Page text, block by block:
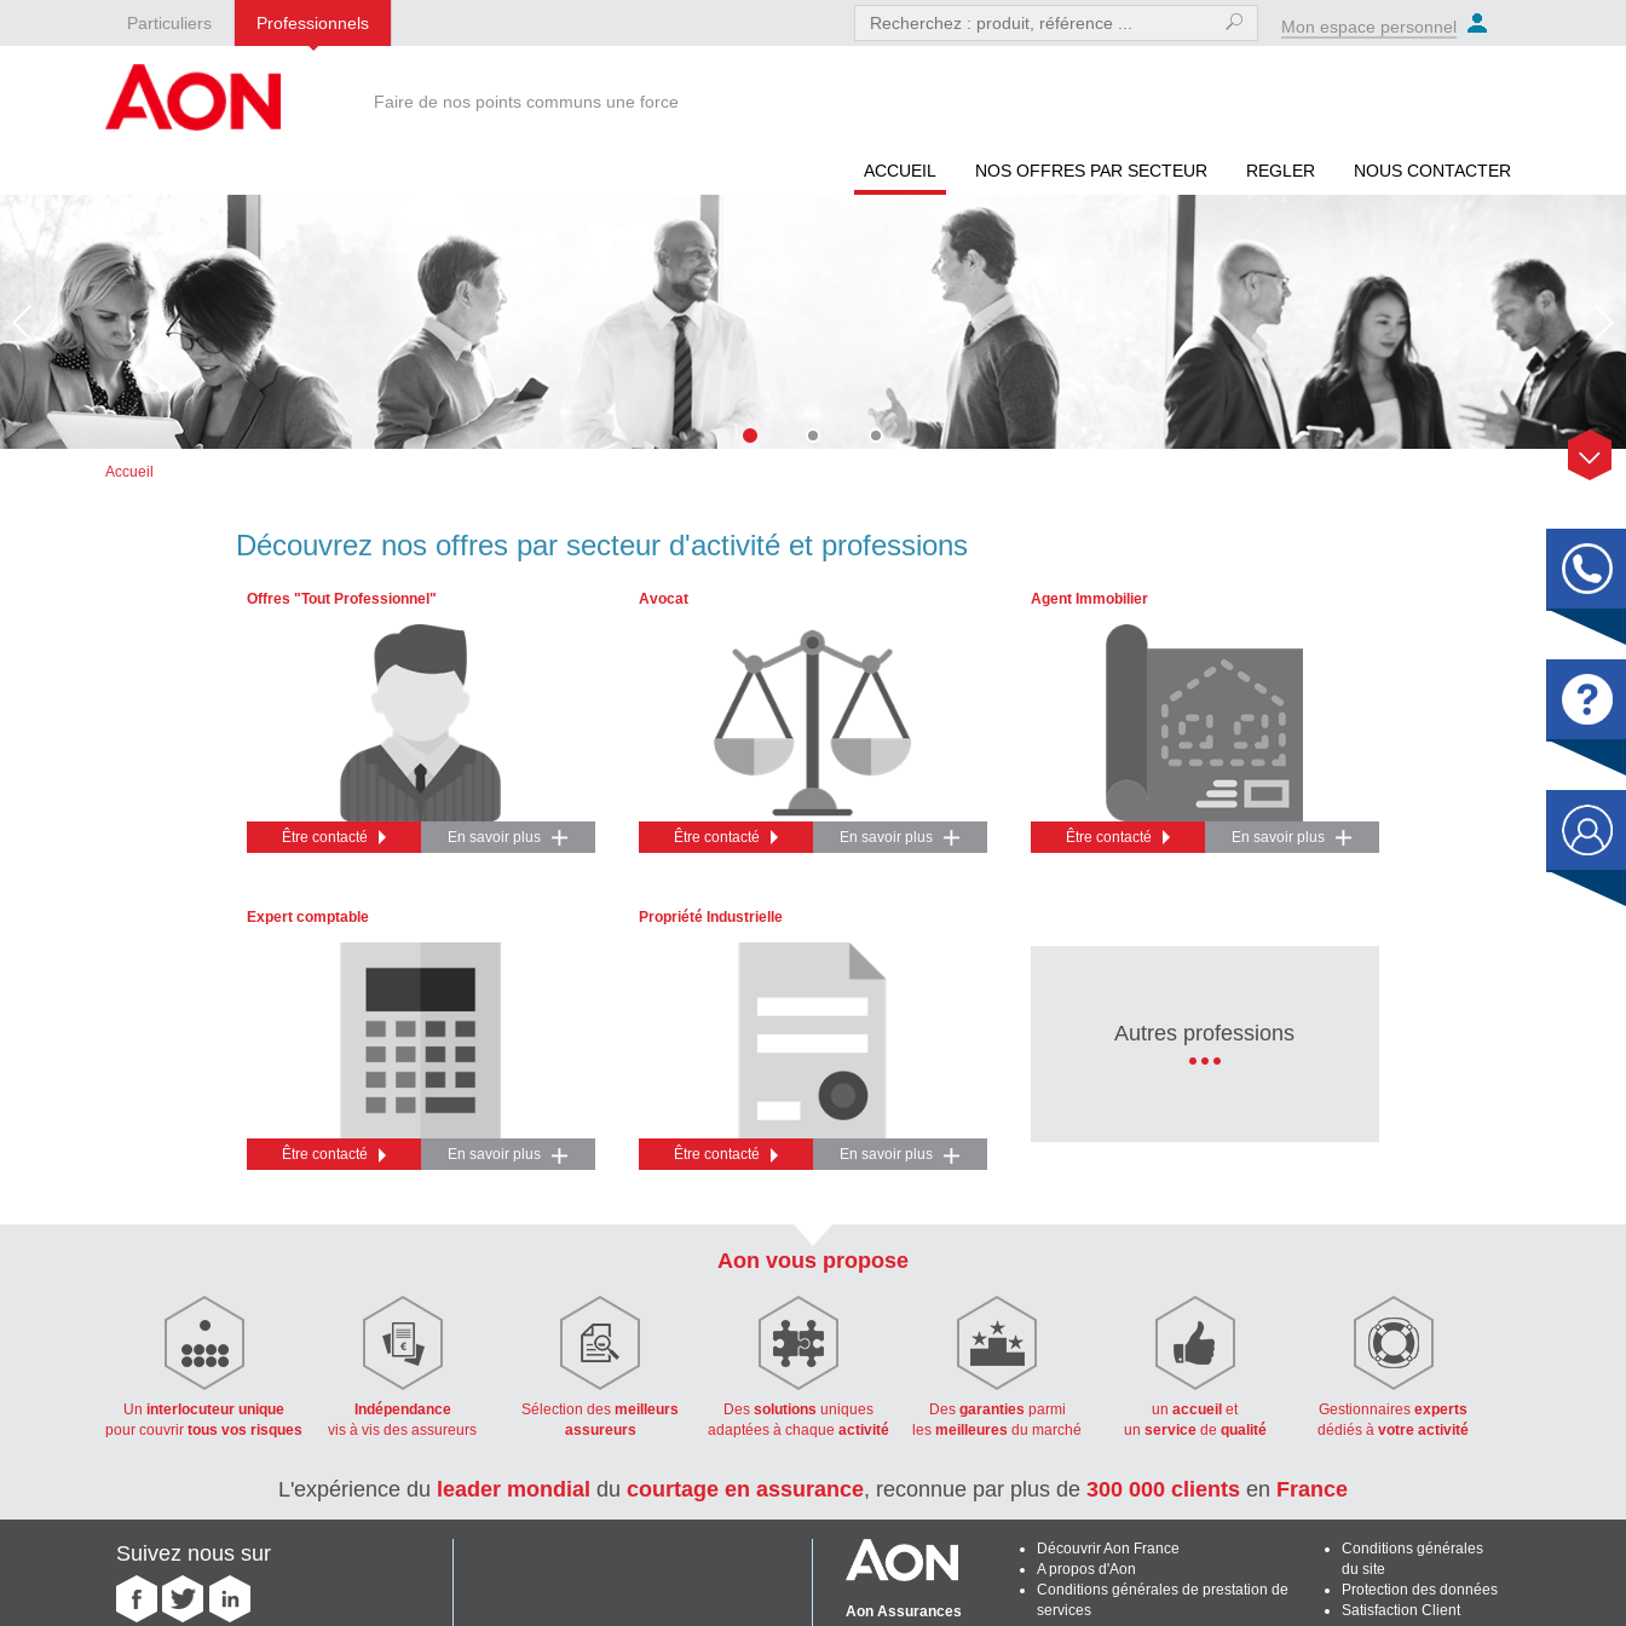
Particuliers Professionnels Mon espace personnel
Faire de nos points communs une force
ACCUEIL NOS OFFRES PAR SECTEUR REGLER NOUS CONTACTER
Accueil
Découvrez nos offres par secteur d'activité et professions
Offres "Tout Professionnel"
Être contacté En savoir plus
Avocat
Être contacté En savoir plus
Agent Immobilier
Être contacté En savoir plus
Expert comptable
Être contacté En savoir plus
Propriété Industrielle
Être contacté En savoir plus
Autres professions
Aon vous propose
Uninterlocuteur unique
pour couvrirtous vos risques
Indépendance
vis à vis des assureurs
Sélection desmeilleurs
assureurs
Dessolutions uniques
adaptées à chaqueactivité
Des garanties parmi
lesmeilleures du marché
unaccueil et
un servicede qualité
Gestionnairesexperts
dédiés à votre activité
L'expérience du leader mondial du courtage en assurance, reconnue par plus de 300 000 clients en France
Suivez nous sur
Aon Assurances
Découvrir Aon France
A propos d'Aon
Conditions générales de prestation de
services
Conditions générales
du site
Protection des données
Satisfaction Client